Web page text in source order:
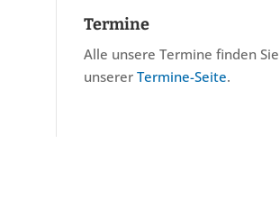
Termine
Alle unsere Termine finden
unserer Termine-Seite.